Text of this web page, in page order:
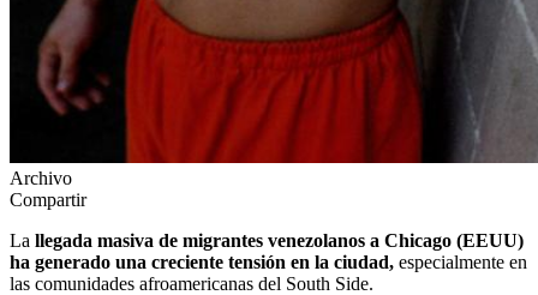
Archivo
Compartir
La llegada masiva de migrantes venezolanos a Chicago (EEUU)
ha generado una creciente tensión en la ciudad, especialmente en
las comunidades afroamericanas del South Side.